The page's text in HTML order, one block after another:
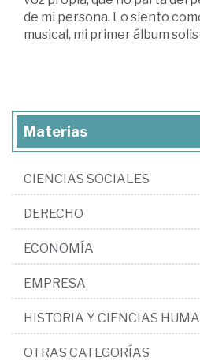
de mi persona. Lo siento
musical, mi primer álbum
Materias
CIENCIAS SOCIALES
DERECHO
ECONOMÍA
EMPRESA
HISTORIA Y CIENCIAS
OTRAS CATEGORÍAS